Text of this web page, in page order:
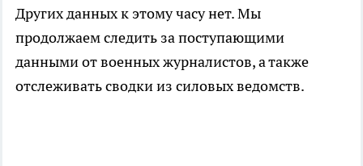
Других данных к этому часу нет. Мы
продолжаем следить за поступающими
данными от военных журналистов, а также
отслеживать сводки из силовых ведомств.